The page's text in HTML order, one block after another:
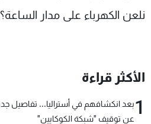
نلعن الكهرباء على مدار الساعة؟
الأكثر قراءة
1بعد انكشافهم في أستراليا... تفاصيل
عن توقيف "شبكة الكوكايين"